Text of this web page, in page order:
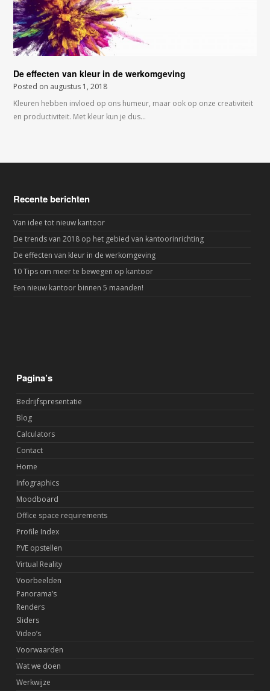
De effecten van kleur in de werkomgeving
Posted on augustus 1, 2018
Kleuren hebben invloed op ons humeur, maar ook op onze creativiteit
en productiviteit. Met kleur kun je dus…
Recente berichten
Van idee tot nieuw kantoor
De trends van 2018 op het gebied van kantoorinrichting
De effecten van kleur in de werkomgeving
10 Tips om meer te bewegen op kantoor
Een nieuw kantoor binnen 5 maanden!
Pagina’s
Bedrijfspresentatie
Blog
Calculators
Contact
Home
Infographics
Moodboard
Office space requirements
Profile Index
PVE opstellen
Virtual Reality
Voorbeelden
Panorama’s
Renders
Sliders
Video’s
Voorwaarden
Wat we doen
Werkwijze